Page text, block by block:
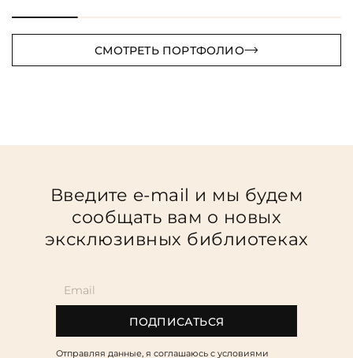
СМОТРЕТЬ ПОРТФОЛИО
Введите e-mail и мы будем
сообщать вам о новых
эксклюзивных библиотеках
ПОДПИСАТЬСЯ
Отправляя данные, я соглашаюсь c условиями